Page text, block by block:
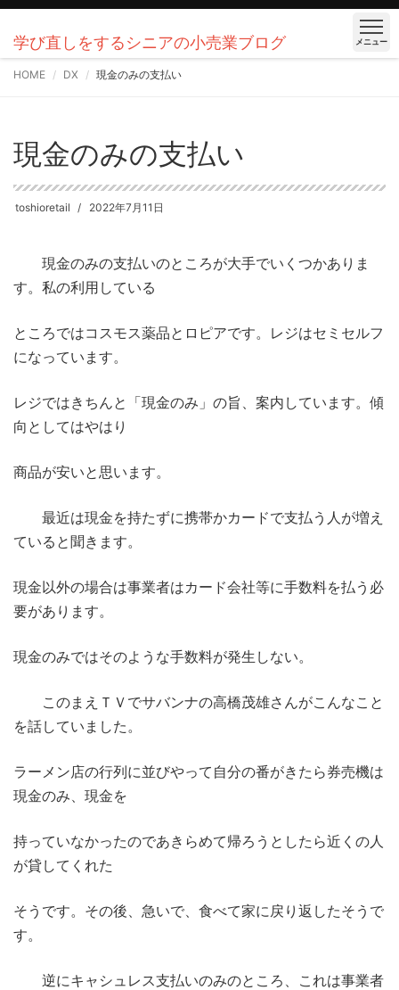
学び直しをするシニアの小売業ブログ メニュー
HOME DX 現金のみの支払い
現金のみの支払い
toshioretail 2022年7月11日
現金のみの支払いのところが大手でいくつかありま
す。私の利用している
ところではコスモス薬品とロピアです。レジはセミセルフ
になっています。
レジではきちんと「現金のみ」の旨、案内しています。傾
向としてはやはり
商品が安いと思います。
最近は現金を持たずに携帯かカードで支払う人が増え
ていると聞きます。
現金以外の場合は事業者はカード会社等に手数料を払う必
要があります。
現金のみではそのような手数料が発生しない。
このまえＴＶでサバンナの高橋茂雄さんがこんなこと
を話していました。
ラーメン店の行列に並びやって自分の番がきたら券売機は
現金のみ、現金を
持っていなかったのであきらめて帰ろうとしたら近くの人
が貸してくれた
そうです。その後、急いで、食べて家に戻り返したそうで
す。
逆にキャシュレス支払いのみのところ、これは事業者